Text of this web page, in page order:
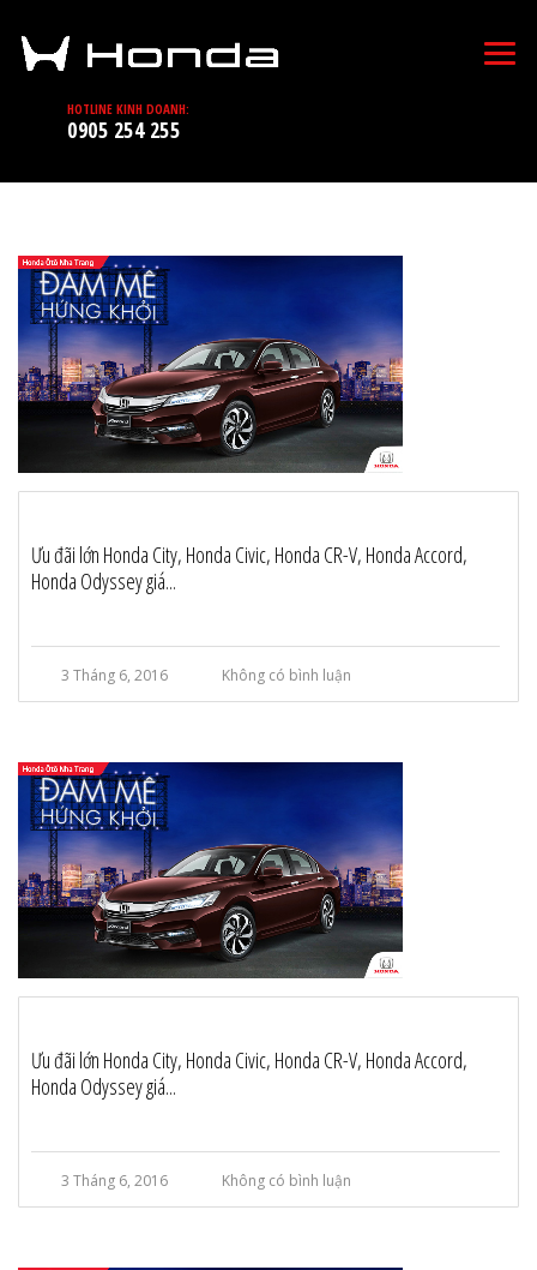
HOTLINE KINH DOANH:
0905 254 255
Ưu đãi lớn Honda City, Honda Civic, Honda CR-V, Honda Accord,
Honda Odyssey giá...
3 Tháng 6, 2016 Không có bình luận
Ưu đãi lớn Honda City, Honda Civic, Honda CR-V, Honda Accord,
Honda Odyssey giá...
3 Tháng 6, 2016 Không có bình luận